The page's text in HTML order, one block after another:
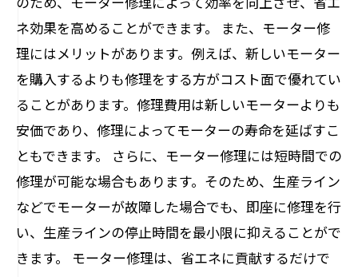
ネ効果を高めることができます。 また、モーター修
理にはメリットがあります。例えば、新しいモーター
を購入するよりも修理をする方がコスト面で優れてい
ることがあります。修理費用は新しいモーターよりも
安価であり、修理によってモーターの寿命を延ばすこ
ともできます。 さらに、モーター修理には短時間での
修理が可能な場合もあります。そのため、生産ライン
などでモーターが故障した場合でも、即座に修理を行
い、生産ラインの停止時間を最小限に抑えることがで
きます。 モーター修理は、省エネに貢献するだけで